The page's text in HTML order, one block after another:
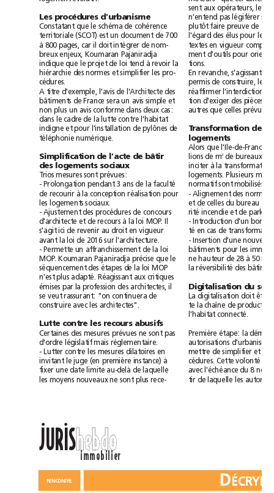
Les procédures d'urbanisme
Constatant que le schéma de
cohérence
territoriale
(SCOT) est un document de 700
à 800 pages, car doit intégrer de
nom-
breux
enjeux, Koumaran
Pajaniradja
indique
que le projet de loi tend à revoir la
hiérarchie
des normes et simplifier les
pro-
cédures.
A
titre d'exemple, l'avis de l'Architecte
des
bâtiments
de France sera un avis simple
et
non
plus un avis conforme dans deux
cas:
dans le cadre de la lutte contre l'habitat
indigne et pour l'installation de pylônes de
téléphonie numérique.
Simplification de l'acte de bâtir
des logements sociaux
Trios mesures sont
prévues:
-
Prolongation pendant 3 ans de la faculté
de recourir à la conception réalisation
pour
les
logements
sociaux.
-
Ajustement des procédures de
concours
d'architecte
et de recours à la loi MOP.
s'agit ici de revenir au droit en
vigueur
avant la loi de 2016 sur
l'architecture.
-
Permette un affranchissement de la loi
MOP. Koumaran Pajaniradja précise que le
séquencement
des étapes de la loi
MOP
n'est
plus adapté. Réagissant aux
critiques
émises
par la profession des architectes,
se veut rassurant: "on continuera
de
construire
avec les architectes".
Lutte contre les recours abusifs
Certaines des mesures prévues ne sont
pas
d'ordre
législatif mais
réglementaire.
-
Lutter contre les mesures dilatoires
en
invitant le juge (en première instance) à
fixer une date limite au-delà de
laquelle
les
moyens nouveaux ne sont plus rece-
sent
aux opérateurs, le
n'entend pas légiférer
plutôt
faire preuve de
l'égard des élus pour
textes
en
vigueur
ment
d'outils pour
tions.
En
revanche, s'agissant
permis
de construire, le
réaffirmer
l'interdiction
tion
d'exiger des
pièces
autres
que celles
Transformation
de
logements
Alors que
lions
de m2 de
bureaux
inciter à la
logements.
Plusieurs
normatif sont
mobilisés
-
Alignement des
et
de celles du bureau
rité incendie et de
-
Introduction d'un
té en cas
de
-
Insertion d'une
bâtiments
pour
les
ne
hauteur de 28 à
la
réversibilité des
Digitalisation du
La digitalisation doit
te la chaîne de
l'habitat connecté.
Première étape:
la
autorisations
mettre
de simplifier
et
cédures.
Cette volonté
avec
l'échéance
du
tir
de laquelle les
JURIS hebdo
immobilier
ll
PROJET D
RENCONTRE